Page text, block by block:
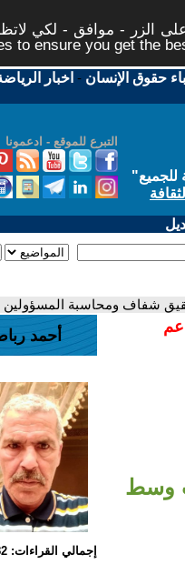
الزر - موافق - لكي
to ensure you get the
حقوق الإنسان - اخبار
التبرع للموقع - ادعمونا
"
شفاف ومحاسبة المسؤولين
وسط
أحمد
إجمالي القراءات: 8,688,282